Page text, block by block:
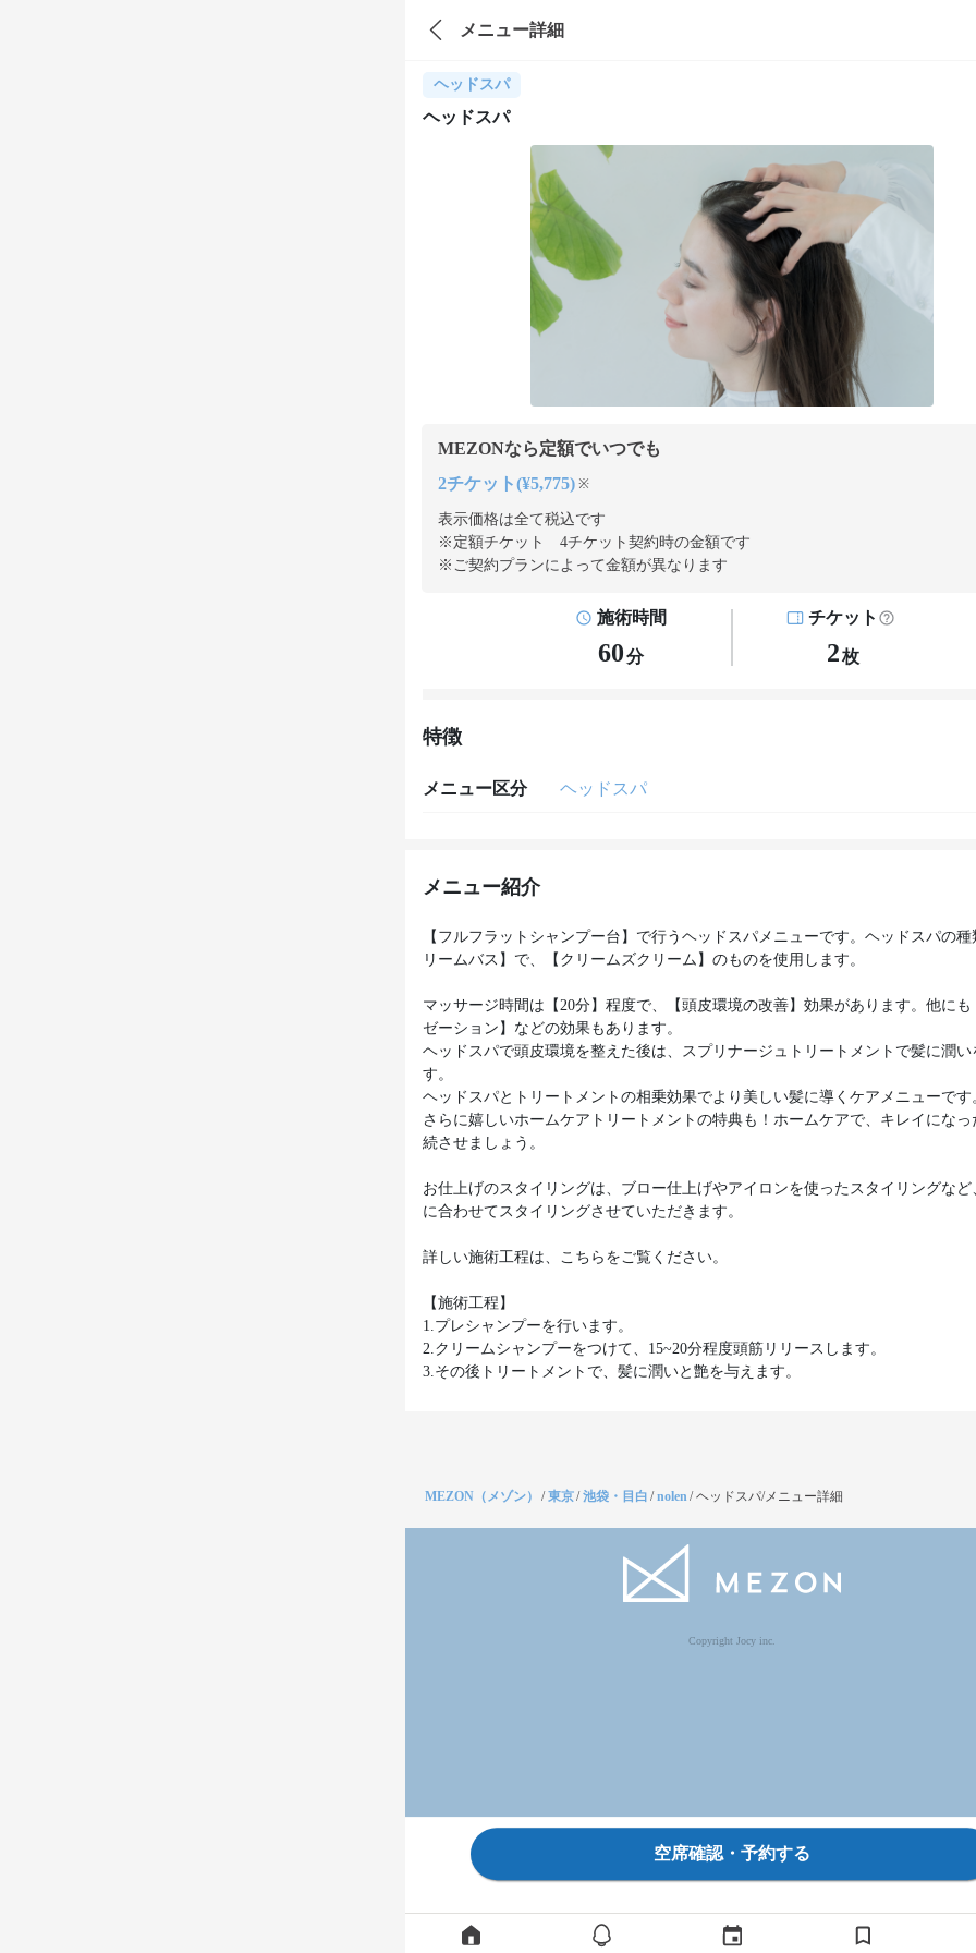
メニュー詳細
ヘッドスパ
ヘッドスパ
MEZONなら定額でいつでも
2チケット(¥5,775) ※
表示価格は全て税込です
※定額チケット 4チケット契約時の金額です
※ご契約プランによって金額が異なります
施術時間
60分
チケット
2枚
特徴
メニュー区分 ヘッドスパ
メニュー紹介
【フルフラットシャンプー台】で行うヘッドスパメニューです。ヘッドスパの
リームバス】で、【クリームズクリーム】のものを使用します。
マッサージ時間は【20分】程度で、【頭皮環境の改善】効果があります。他にも
ゼーション】などの効果もあります。
ヘッドスパで頭皮環境を整えた後は、スプリナージュトリートメントで髪に潤い
す。
ヘッドスパとトリートメントの相乗効果でより美しい髪に導くケアメニューです
さらに嬉しいホームケアトリートメントの特典も！ホームケアで、キレイになっ
続させましょう。
お仕上げのスタイリングは、ブロー仕上げやアイロンを使ったスタイリングなど
に合わせてスタイリングさせていただきます。
詳しい施術工程は、こちらをご覧ください。
【施術工程】
1.プレシャンプーを行います。
2.クリームシャンプーをつけて、15~20分程度頭筋リリースします。
3.その後トリートメントで、髪に潤いと艶を与えます。
MEZON（メゾン） /東京/池袋・目白 /nolen/ヘッドスパ/メニュー詳細
Copyright Jocy inc.
空席確認・予約する